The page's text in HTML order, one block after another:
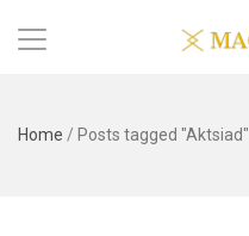
Home / Posts tagged "Aktsiad"